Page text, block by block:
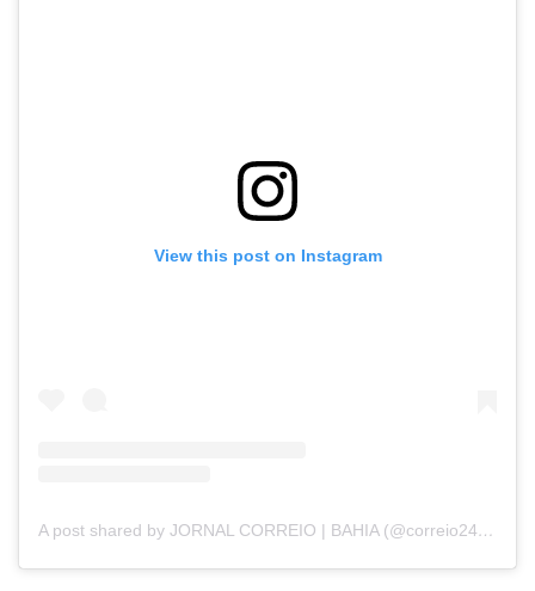
View this post on Instagram
A post shared by JORNAL CORREIO | BAHIA (@correio24horas)